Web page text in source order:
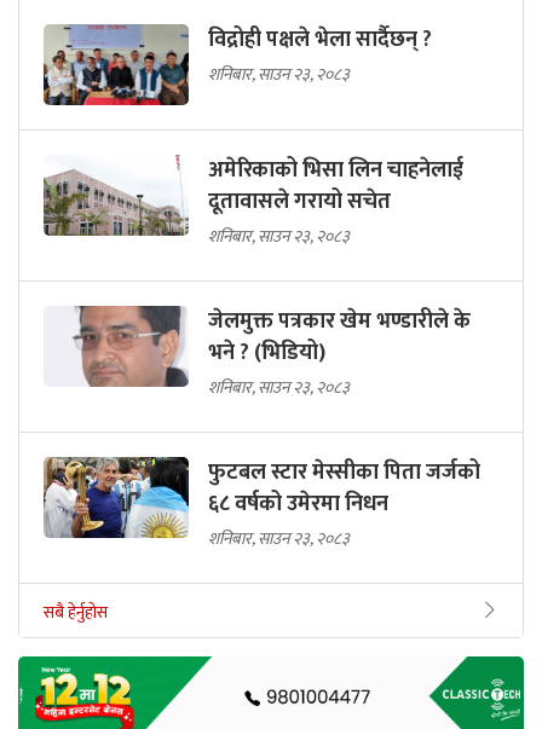
विद्रोही पक्षले भेला सार्दैछन् ?
शनिबार, साउन २३, २०८३
अमेरिकाको भिसा लिन चाहनेलाई
दूतावासले गरायो सचेत
शनिबार, साउन २३, २०८३
जेलमुक्त पत्रकार खेम भण्डारीले के
भने ? (भिडियो)
शनिबार, साउन २३, २०८३
फुटबल स्टार मेस्सीका पिता जर्जको
६८ वर्षको उमेरमा निधन
शनिबार, साउन २३, २०८३
सबै हेर्नुहोस